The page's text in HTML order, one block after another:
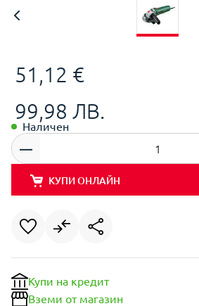
51,12 €
99,98 ЛВ.
Наличен
КУПИ ОНЛАЙН
Купи на кредит
Вземи от магазин